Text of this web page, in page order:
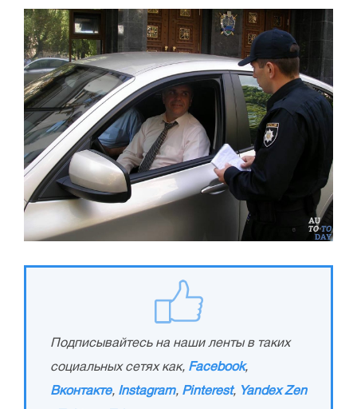
Подписывайтесь на наши ленты в таких
социальных сетях как, Facebook,
Вконтакте, Instagram, Pinterest, Yandex Zen